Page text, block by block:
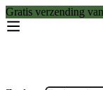
Gratis verzending